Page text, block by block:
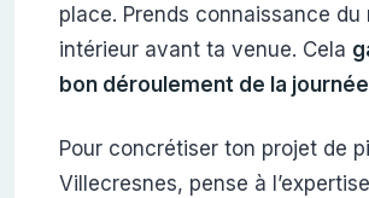
place. Prends connaissance du
intérieur avant ta venue. Cela
bon déroulement de la
Pour concrétiser ton projet de
Villecresnes, pense à